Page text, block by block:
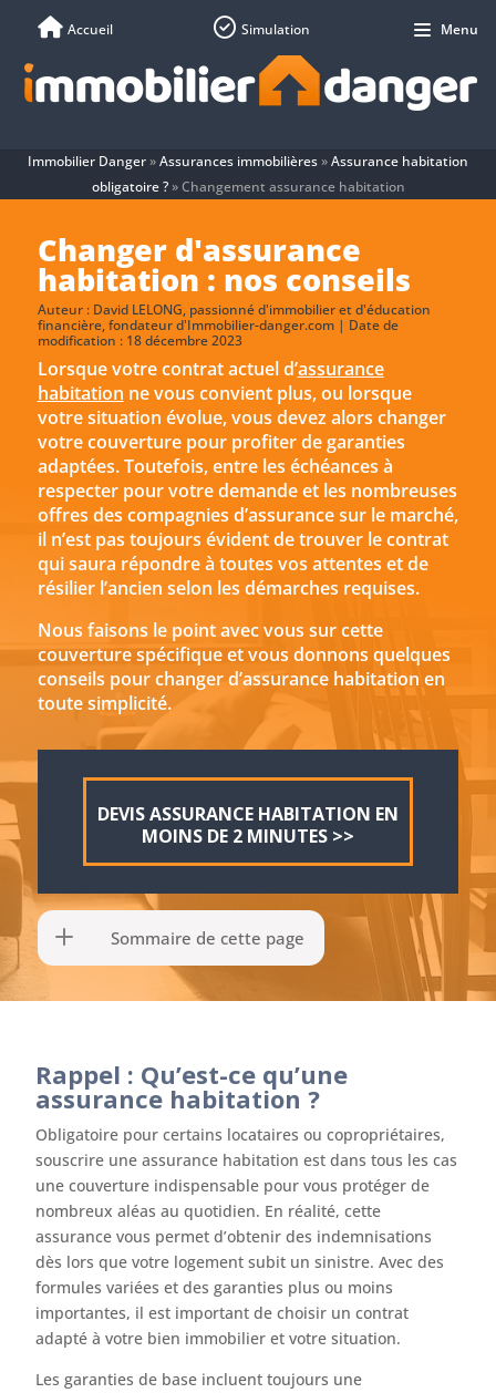
Immobilier Danger»Assurances immobilières»Assurance habitation
obligatoire ?»Changement assurance habitation
Changer d'assurance
habitation : nos conseils
Auteur : David LELONG, passionné d'immobilier et d'éducation
financière, fondateur d'Immobilier-danger.com | Date de
modification : 18 décembre 2023
Lorsque votre contrat actuel d’assurance
habitation ne vous convient plus, ou lorsque
votre situation évolue, vous devez alors changer
votre couverture pour profiter de garanties
adaptées. Toutefois, entre les échéances à
respecter pour votre demande et les nombreuses
offres des compagnies d’assurance sur le marché,
il n’est pas toujours évident de trouver le contrat
qui saura répondre à toutes vos attentes et de
résilier l’ancien selon les démarches requises.
Nous faisons le point avec vous sur cette
couverture spécifique et vous donnons quelques
conseils pour changer d’assurance habitation en
toute simplicité.
DEVIS ASSURANCE HABITATION EN
MOINS DE 2 MINUTES >>
Sommaire de cette page
Rappel : Qu’est-ce qu’une
assurance habitation ?
Obligatoire pour certains locataires ou copropriétaires,
souscrire une assurance habitation est dans tous les cas
une couverture indispensable pour vous protéger de
nombreux aléas au quotidien. En réalité, cette
assurance vous permet d’obtenir des indemnisations
dès lors que votre logement subit un sinistre. Avec des
formules variées et des garanties plus ou moins
importantes, il est important de choisir un contrat
adapté à votre bien immobilier et votre situation.
Les garanties de base incluent toujours une
Accueil Simulation Menu